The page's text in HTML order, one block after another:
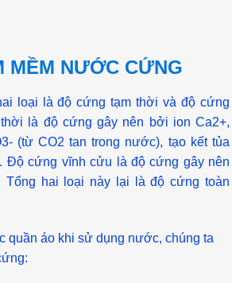
MỀM NƯỚC CỨNG
loại là độ cứng tạm thời và độ cứng
là độ cứng gây nên bởi ion Ca2+,
(từ CO2 tan trong nước), tạo kết tủa
Độ cứng vĩnh cửu là độ cứng gây nên
hai loại này lại là độ cứng toàn
quần áo khi sử dụng nước, chúng ta